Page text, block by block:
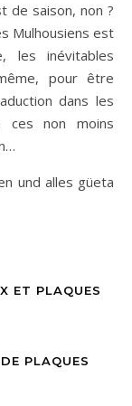
de saison, non ?
Mulhousiens est
les inévitables
pour être
dans les
non moins
und alles güeta
ET PLAQUES
PLAQUES